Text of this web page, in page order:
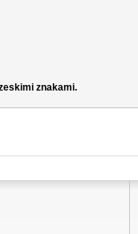
znakami.